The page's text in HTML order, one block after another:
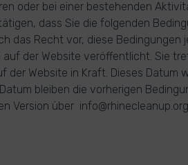
oder bei einer bestehenden
dass Sie die folgenden
das Recht vor, diese Bedingungen
der Website veröffentlicht. Sie
der Website in Kraft. Dieses Datum
bleiben die vorherigen
Version über